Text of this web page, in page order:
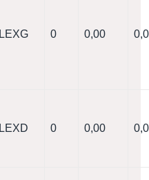
LEXG 0 0,00
LEXD 0 0,00